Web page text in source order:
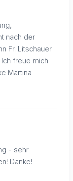
nach der
Fr. Litschauer
freue mich
Martina
- sehr
Danke!